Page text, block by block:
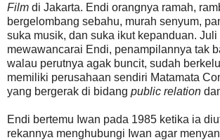
Film di Jakarta. Endi orangnya ramah,
bergelombang sebahu, murah senyum,
suka musik, dan suka ikut kepanduan.
mewawancarai Endi, penampilannya tak
walau perutnya agak buncit, sudah
memiliki perusahaan sendiri Matamata
yang bergerak di bidang public relation
Endi bertemu Iwan pada 1985 ketika ia
rekannya menghubungi Iwan agar